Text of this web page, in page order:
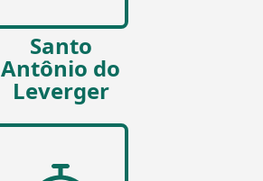
Santo
Antônio do
Leverger